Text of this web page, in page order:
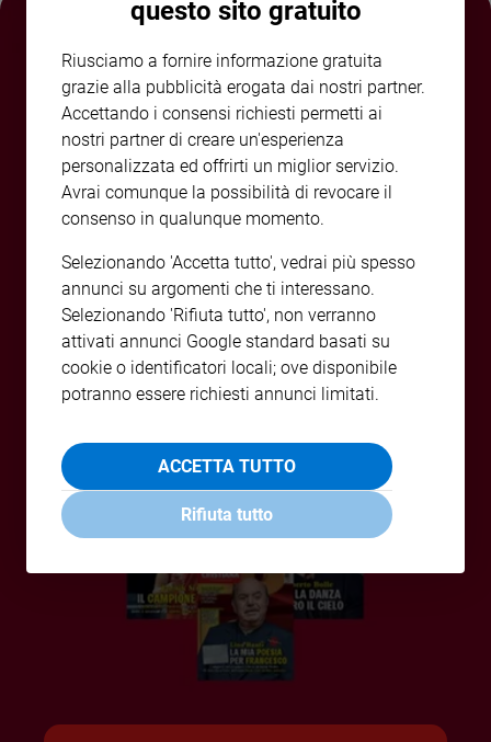
Adolescenza
Bioetica
Vai
Riflessioni
Foto
Video
Privacy
Policy
Chi
questo sito gratuito
Riusciamo a fornire informazione gratuita
grazie alla pubblicità erogata dai nostri partner.
Accettando i consensi richiesti permetti ai
nostri partner di creare un'esperienza
personalizzata ed offrirti un miglior servizio.
Avrai comunque la possibilità di revocare il
consenso in qualunque momento.
Selezionando 'Accetta tutto', vedrai più spesso
annunci su argomenti che ti interessano.
Selezionando 'Rifiuta tutto', non verranno
attivati annunci Google standard basati su
cookie o identificatori locali; ove disponibile
potranno essere richiesti annunci limitati.
ACCETTA TUTTO
Rifiuta tutto